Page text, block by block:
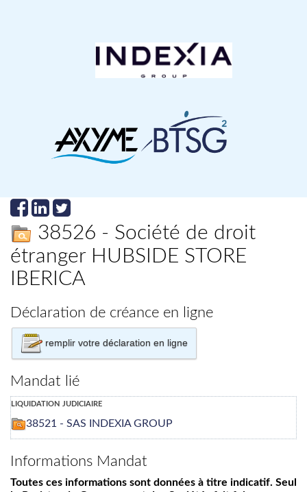
38526 - Société de droit
étranger HUBSIDE STORE
IBERICA
Déclaration de créance en ligne
remplir votre déclaration en ligne
Mandat lié
liquidation judiciaire
38521 - SAS INDEXIA GROUP
Informations Mandat
Toutes ces informations sont données à titre indicatif. Seul